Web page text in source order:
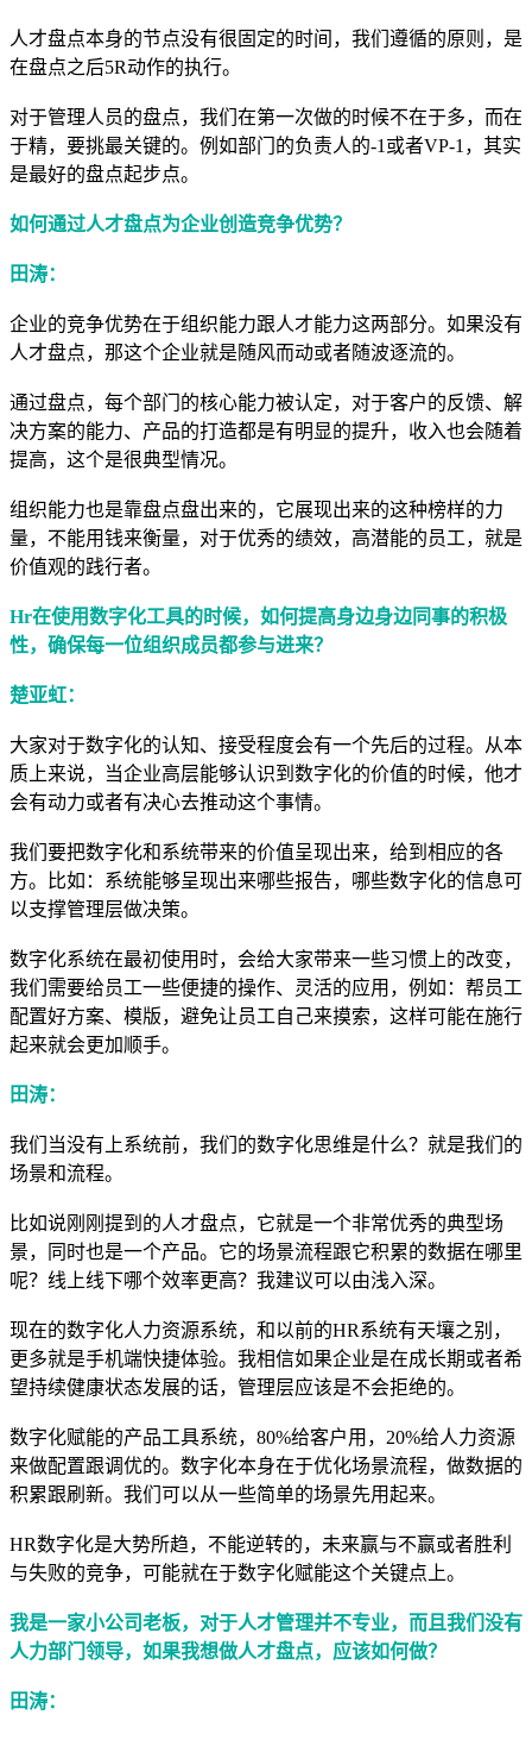
人才盘点本身的节点没有很固定的时间，我们遵循的原则，是
在盘点之后5R动作的执行。
对于管理人员的盘点，我们在第一次做的时候不在于多，而在
于精，要挑最关键的。例如部门的负责人的-1或者VP-1，其实
是最好的盘点起步点。
如何通过人才盘点为企业创造竞争优势？
田涛：
企业的竞争优势在于组织能力跟人才能力这两部分。如果没有
人才盘点，那这个企业就是随风而动或者随波逐流的。
通过盘点，每个部门的核心能力被认定，对于客户的反馈、解
决方案的能力、产品的打造都是有明显的提升，收入也会随着
提高，这个是很典型情况。
组织能力也是靠盘点盘出来的，它展现出来的这种榜样的力
量，不能用钱来衡量，对于优秀的绩效，高潜能的员工，就是
价值观的践行者。
Hr在使用数字化工具的时候，如何提高身边身边同事的积极
性，确保每一位组织成员都参与进来？
楚亚虹：
大家对于数字化的认知、接受程度会有一个先后的过程。从本
质上来说，当企业高层能够认识到数字化的价值的时候，他才
会有动力或者有决心去推动这个事情。
我们要把数字化和系统带来的价值呈现出来，给到相应的各
方。比如：系统能够呈现出来哪些报告，哪些数字化的信息可
以支撑管理层做决策。
数字化系统在最初使用时，会给大家带来一些习惯上的改变，
我们需要给员工一些便捷的操作、灵活的应用，例如：帮员工
配置好方案、模版，避免让员工自己来摸索，这样可能在施行
起来就会更加顺手。
田涛：
我们当没有上系统前，我们的数字化思维是什么？就是我们的
场景和流程。
比如说刚刚提到的人才盘点，它就是一个非常优秀的典型场
景，同时也是一个产品。它的场景流程跟它积累的数据在哪里
呢？线上线下哪个效率更高？我建议可以由浅入深。
现在的数字化人力资源系统，和以前的HR系统有天壤之别，
更多就是手机端快捷体验。我相信如果企业是在成长期或者希
望持续健康状态发展的话，管理层应该是不会拒绝的。
数字化赋能的产品工具系统，80%给客户用，20%给人力资源
来做配置跟调优的。数字化本身在于优化场景流程，做数据的
积累跟刷新。我们可以从一些简单的场景先用起来。
HR数字化是大势所趋，不能逆转的，未来赢与不赢或者胜利
与失败的竞争，可能就在于数字化赋能这个关键点上。
我是一家小公司老板，对于人才管理并不专业，而且我们没有
人力部门领导，如果我想做人才盘点，应该如何做？
田涛：